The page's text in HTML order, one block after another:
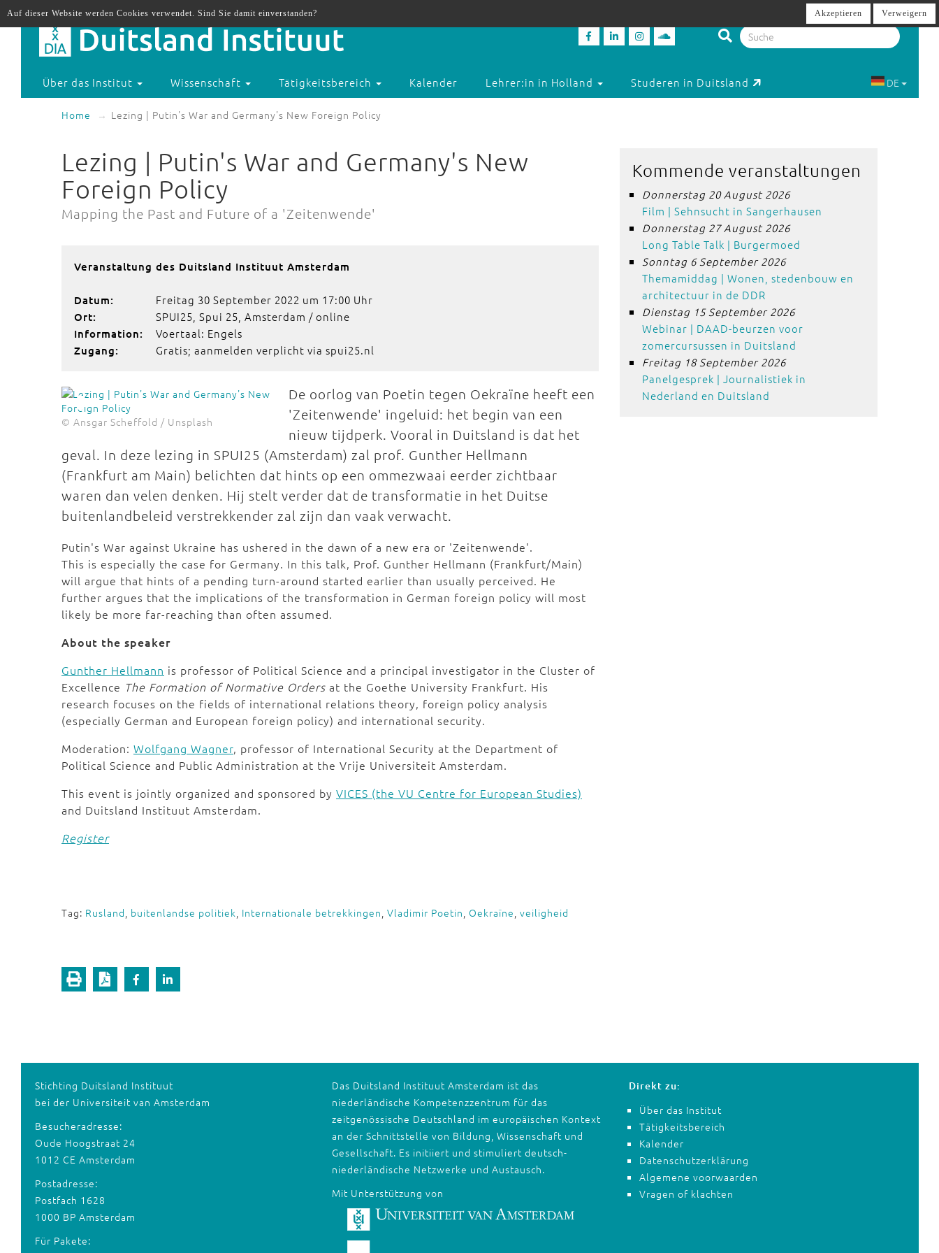
Über das Institut Wissenschaft Tätigkeitsbereich Kalender Lehrer:in in Holland Studeren in Duitsland DE
Home Lezing | Putin's War and Germany's New Foreign Policy
Lezing | Putin's War and Germany's New
Foreign Policy
Mapping the Past and Future of a 'Zeitenwende'
Veranstaltung des Duitsland Instituut Amsterdam
Datum: Freitag 30 September 2022 um 17:00 Uhr
Ort: SPUI25, Spui 25, Amsterdam / online
Information: Voertaal: Engels
Zugang: Gratis; aanmelden verplicht via spui25.nl
© Ansgar Scheffold / Unsplash
De oorlog van Poetin tegen Oekraïne heeft een
'Zeitenwende' ingeluid: het begin van een
nieuw tijdperk. Vooral in Duitsland is dat het
geval. In deze lezing in SPUI25 (Amsterdam) zal prof. Gunther Hellmann
(Frankfurt am Main) belichten dat hints op een ommezwaai eerder zichtbaar
waren dan velen denken. Hij stelt verder dat de transformatie in het Duitse
buitenlandbeleid verstrekkender zal zijn dan vaak verwacht.
Putin's War against Ukraine has ushered in the dawn of a new era or 'Zeitenwende'.
This is especially the case for Germany. In this talk, Prof. Gunther Hellmann (Frankfurt/Main)
will argue that hints of a pending turn-around started earlier than usually perceived. He
further argues that the implications of the transformation in German foreign policy will most
likely be more far-reaching than often assumed.
About the speaker
Gunther Hellmann is professor of Political Science and a principal investigator in the Cluster of
Excellence The Formation of Normative Orders at the Goethe University Frankfurt. His
research focuses on the fields of international relations theory, foreign policy analysis
(especially German and European foreign policy) and international security.
Moderation: Wolfgang Wagner, professor of International Security at the Department of
Political Science and Public Administration at the Vrije Universiteit Amsterdam.
This event is jointly organized and sponsored by VICES (the VU Centre for European Studies)
and Duitsland Instituut Amsterdam.
Register
Tag: Rusland, buitenlandse politiek, Internationale betrekkingen, Vladimir Poetin, Oekraïne, veiligheid
Kommende veranstaltungen
Donnerstag 20 August 2026
Film | Sehnsucht in Sangerhausen
Donnerstag 27 August 2026
Long Table Talk | Burgermoed
Sonntag 6 September 2026
Themamiddag | Wonen, stedenbouw en
architectuur in de DDR
Dienstag 15 September 2026
Webinar | DAAD-beurzen voor
zomercursussen in Duitsland
Freitag 18 September 2026
Panelgesprek | Journalistiek in
Nederland en Duitsland
Stichting Duitsland Instituut
bei der Universiteit van Amsterdam
Besucheradresse:
Oude Hoogstraat 24
1012 CE Amsterdam
Postadresse:
Postfach 1628
1000 BP Amsterdam
Für Pakete:
Das Duitsland Instituut Amsterdam ist das
niederländische Kompetenzzentrum für das
zeitgenössische Deutschland im europäischen Kontext
an der Schnittstelle von Bildung, Wissenschaft und
Gesellschaft. Es initiiert und stimuliert deutsch-
niederländische Netzwerke und Austausch.
Mit Unterstützung von
Direkt zu:
Über das Institut
Tätigkeitsbereich
Kalender
Datenschutzerklärung
Algemene voorwaarden
Vragen of klachten
Auf dieser Website werden Cookies verwendet. Sind Sie damit einverstanden? Akzeptieren Verweigern